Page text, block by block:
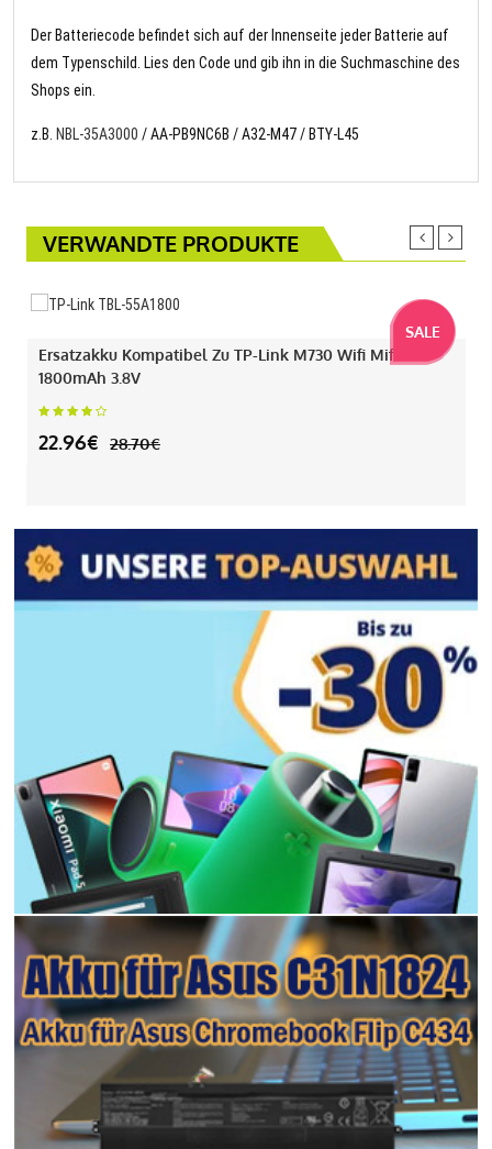
Der Batteriecode befindet sich auf der Innenseite jeder Batterie auf
dem Typenschild. Lies den Code und gib ihn in die Suchmaschine des
Shops ein.
z.B. NBL-35A3000 / AA-PB9NC6B / A32-M47 / BTY-L45
VERWANDTE PRODUKTE
SALE
Ersatzakku Kompatibel Zu TP-Link M730 Wifi Mifi Mit
1800mAh 3.8V
22.96€ 28.70€